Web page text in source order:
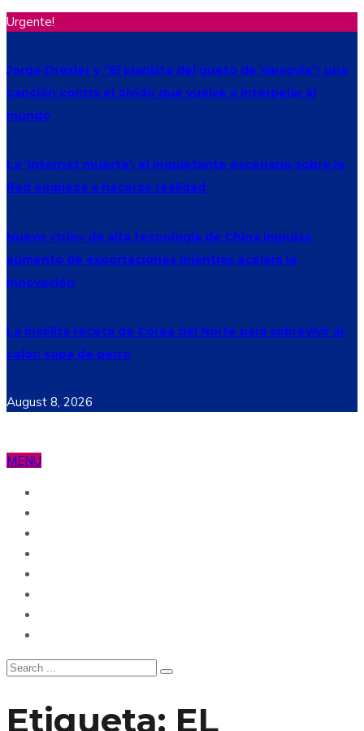
Urgente!
Jorge Drexler y “El pianista del gueto de Varsovia”: una
canción contra el olvido que vuelve a interpelar al
mundo
La ‘Internet muerta’: el inquietante escenario sobre la
Red empieza a hacerse realidad
Nuevo «trío» de alta tecnología de China impulsa
aumento de exportaciones mientras acelera la
innovación
La insólita receta de Corea del Norte para sobrevivir al
calor: sopa de perro
August 8, 2026
MENU
Etiqueta: EL